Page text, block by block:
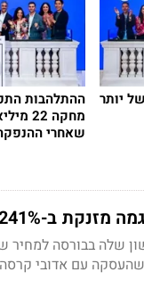
ירידה של יותר
ההתלהבות
מחקה
שאחרי
ב-241%
שהעסקה עם אדובי